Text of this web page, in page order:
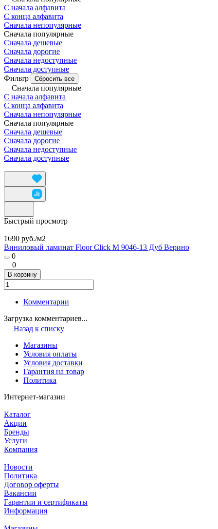
С начала алфавита
С конца алфавита
Сначала непопулярные
Сначала популярные
Сначала дешевые
Сначала дорогие
Сначала недоступные
Сначала доступные
Фильтр
Сбросить все
Сначала популярные
С начала алфавита
С конца алфавита
Сначала непопулярные
Сначала популярные
Сначала дешевые
Сначала дорогие
Сначала недоступные
Сначала доступные
Быстрый просмотр
1690 руб./м2
Виниловый ламинат Floor Click М 9046-13 Дуб Верино
0
0
В корзину
Комментарии
Загрузка комментариев...
Назад к списку
Магазины
Условия оплаты
Условия доставки
Гарантия на товар
Политика
Интернет-магазин
Каталог
Акции
Бренды
Услуги
Компания
Новости
Политика
Договор оферты
Вакансии
Гарантии и сертификаты
Информация